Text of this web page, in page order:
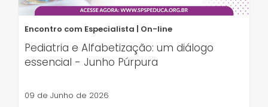
Encontro com Especialista | On-line
Pediatria e Alfabetização: um diálogo
essencial - Junho Púrpura
09 de Junho de 2026